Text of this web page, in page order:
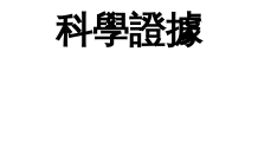
科學證據